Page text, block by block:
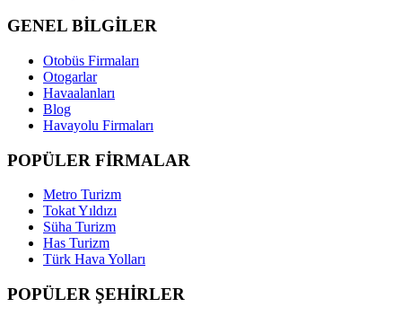
GENEL BİLGİLER
Otobüs Firmaları
Otogarlar
Havaalanları
Blog
Havayolu Firmaları
POPÜLER FİRMALAR
Metro Turizm
Tokat Yıldızı
Süha Turizm
Has Turizm
Türk Hava Yolları
POPÜLER ŞEHİRLER